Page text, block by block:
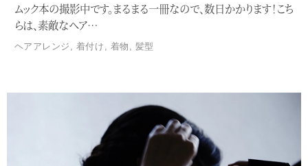
ムック本の撮影中です。まるまる一冊なので、数日かかります！こち
らは、素敵なヘア…
ヘアアレンジ 着付け 着物 髪型
Service